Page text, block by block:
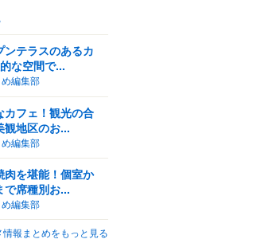
ンテラスのあるカ
な空間で...
編集部
カフェ！観光の合
観地区のお...
編集部
肉を堪能！個室か
で席種別お...
編集部
報まとめをもっと見る